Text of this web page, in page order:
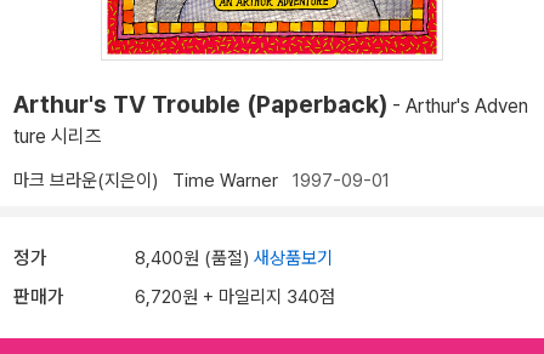
Arthur's TV Trouble (Paperback) - Arthur's Adven
ture 시리즈
마크 브라운(지은이) Time Warner 1997-09-01
정가 8,400원 (품절) 새상품보기
판매가 6,720원 + 마일리지 340점